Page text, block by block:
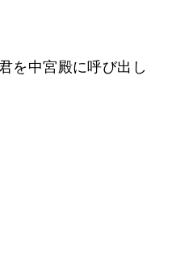
を中宮殿に呼び出し